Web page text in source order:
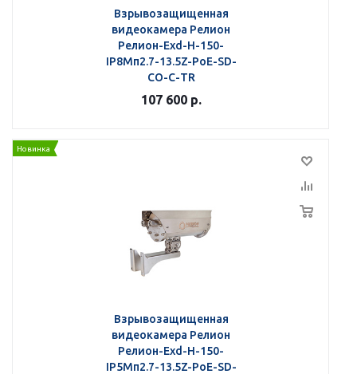
Взрывозащищенная
видеокамера Релион
Релион-Exd-Н-150-
IP8Мп2.7-13.5Z-PoE-SD-
СО-С-TR
107 600р.
Новинка
Взрывозащищенная
видеокамера Релион
Релион-Exd-Н-150-
IP5Мп2.7-13.5Z-PoE-SD-